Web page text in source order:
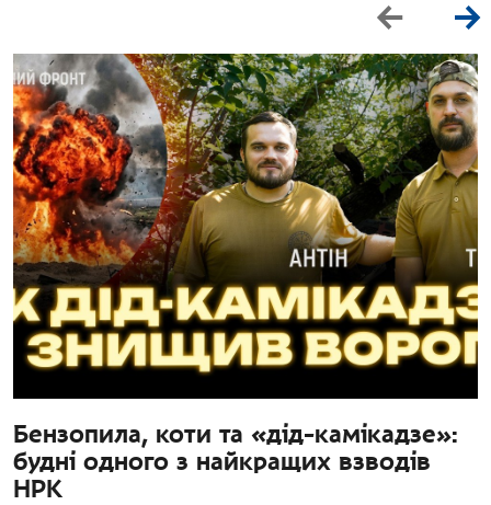
Бензопила, коти та «дід-камікадзе»:
будні одного з найкращих взводів
НРК